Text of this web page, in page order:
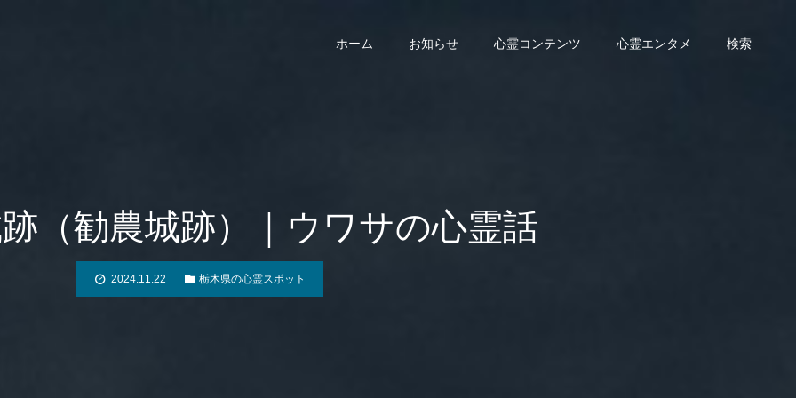
ホーム お知らせ 心霊コンテンツ 心霊エンタメ 検索
（勧農城跡）｜ウワサの心霊話
2024.11.22 栃木県の心霊スポット